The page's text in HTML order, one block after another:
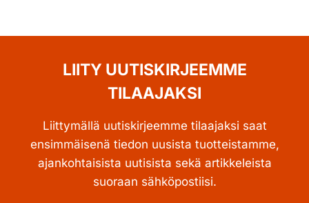
LIITY UUTISKIRJEEMME
TILAAJAKSI
Liittymällä uutiskirjeemme tilaajaksi saat
ensimmäisenä tiedon uusista tuotteistamme,
ajankohtaisista uutisista sekä artikkeleista
suoraan sähköpostiisi.